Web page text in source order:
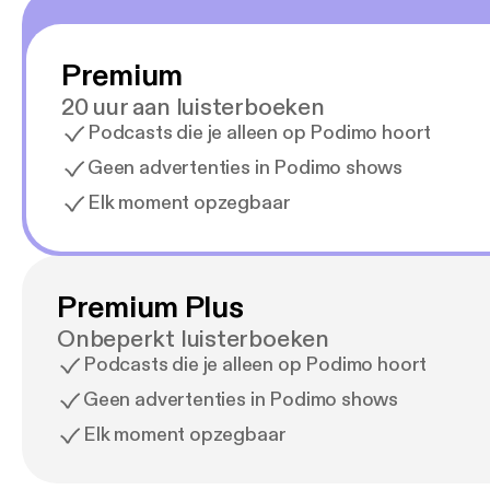
Premium
20 uur aan luisterboeken
Podcasts die je alleen op Podimo hoort
Geen advertenties in Podimo shows
Elk moment opzegbaar
Premium Plus
Onbeperkt luisterboeken
Podcasts die je alleen op Podimo hoort
Geen advertenties in Podimo shows
Elk moment opzegbaar